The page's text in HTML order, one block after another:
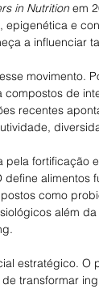
in Nutrition em
e
a influenciar
movimento.
de
recentes
fortificação
como
além
estratégico.
transformar